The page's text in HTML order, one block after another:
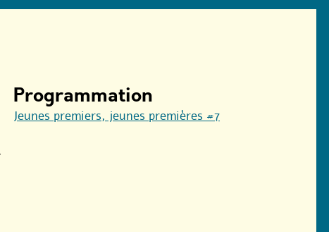
Programmation
Jeunes premiers, jeunes premières #7